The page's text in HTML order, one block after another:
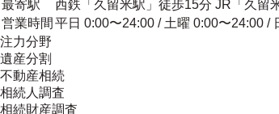
最寄駅
西鉄「久留米駅」徒歩15分 JR「久留
営業時間 平日 0:00〜24:00 / 土曜 0:00〜24:00 /
注力分野
遺産分割
不動産相続
相続人調査
相続財産調査